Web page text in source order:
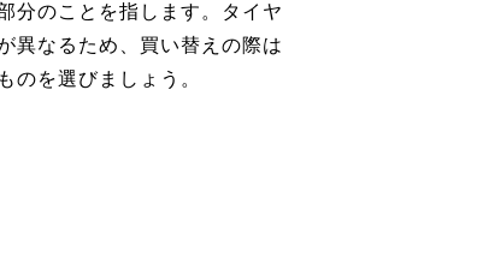
分のことを指します。タイヤ
異なるため、買い替えの際は
のを選びましょう。